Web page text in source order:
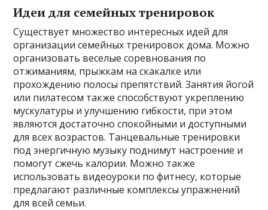
Идеи для семейных тренировок
Существует множество интересных идей для
организации семейных тренировок дома. Можно
организовать веселые соревнования по
отжиманиям, прыжкам на скакалке или
прохождению полосы препятствий. Занятия йогой
или пилатесом также способствуют укреплению
мускулатуры и улучшению гибкости, при этом
являются достаточно спокойными и доступными
для всех возрастов. Танцевальные тренировки
под энергичную музыку поднимут настроение и
помогут сжечь калории. Можно также
использовать видеоуроки по фитнесу, которые
предлагают различные комплексы упражнений
для всей семьи.